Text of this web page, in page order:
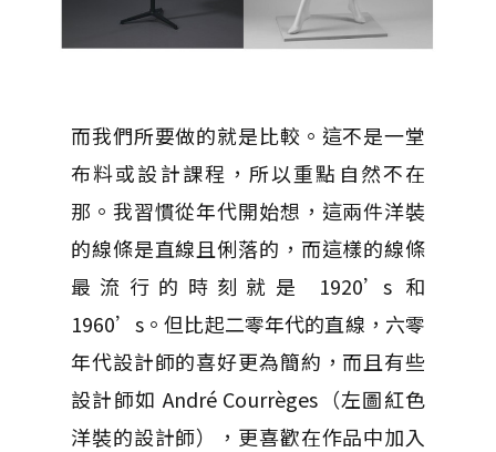
而我們所要做的就是比較。這不是一堂
布料或設計課程，所以重點自然不在
那。我習慣從年代開始想，這兩件洋裝
的線條是直線且俐落的，而這樣的線條
最流行的時刻就是 1920’s 和
1960’s。但比起二零年代的直線，六零
年代設計師的喜好更為簡約，而且有些
設計師如 André Courrèges（左圖紅色
洋裝的設計師），更喜歡在作品中加入